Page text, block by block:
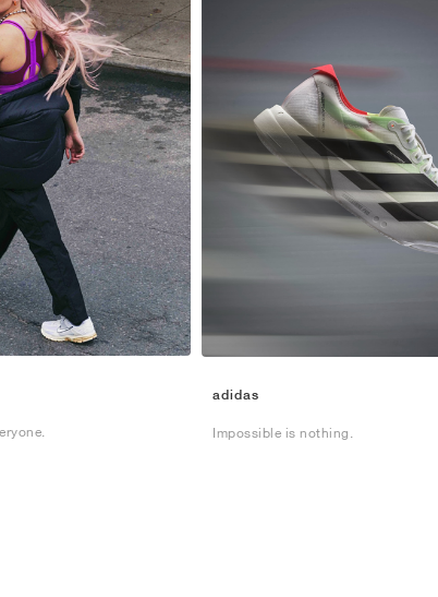
adidas
Impossible is nothing.